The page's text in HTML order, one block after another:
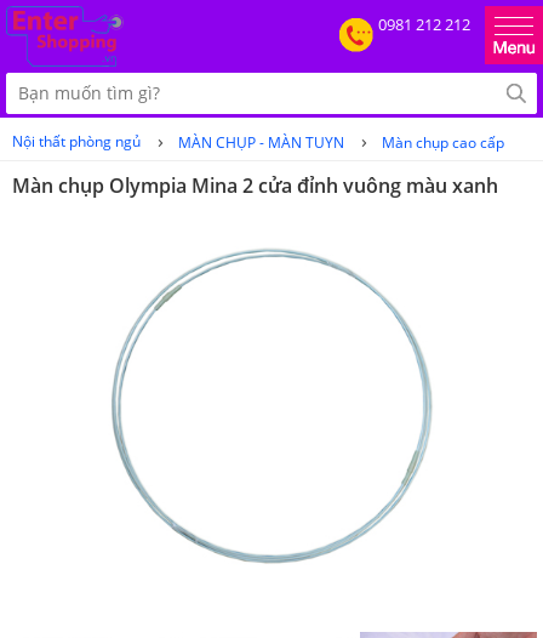
0981 212 212
Nội thất phòng ngủ › MÀN CHỤP - MÀN TUYN › Màn chụp cao cấp
Màn chụp Olympia Mina 2 cửa đỉnh vuông màu xanh